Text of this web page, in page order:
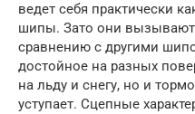
ведет себя практически
шипы. Зато они
сравнению с другими
достойное на разных
на льду и снегу, но и
уступает. Сцепные